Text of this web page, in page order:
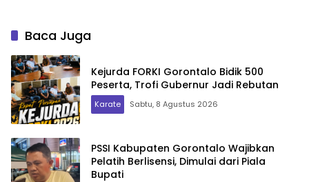
Baca Juga
Kejurda FORKI Gorontalo Bidik 500
Peserta, Trofi Gubernur Jadi Rebutan
Karate Sabtu, 8 Agustus 2026
PSSI Kabupaten Gorontalo Wajibkan
Pelatih Berlisensi, Dimulai dari Piala
Bupati